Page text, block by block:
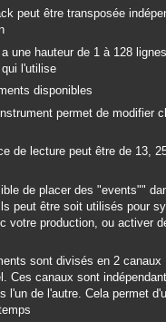
peut être transposée
une hauteur de 1 à 128
l'utilise
disponibles
permet de modifier
de lecture peut être de 13,
de placer des "events""
peut être soit utilisés pour
votre production, ou activer
sont divisés en 2
Ces canaux sont
l'un de l'autre. Cela permet